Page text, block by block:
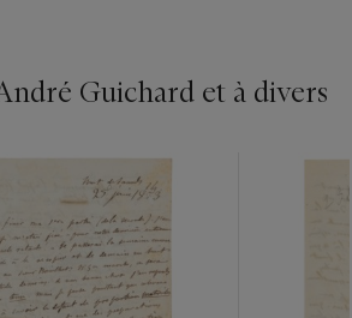
Guichard et à divers